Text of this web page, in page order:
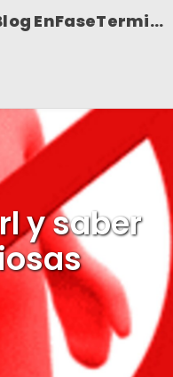
Blog EnFaseTerminal
y saber